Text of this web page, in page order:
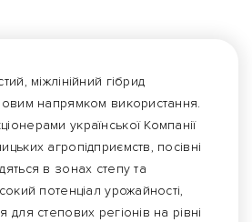
міжлінійний гібрид
напрямком використання.
української Компанії
агропідприємств, посівні
в зонах степу та
потенціал урожайності,
для степових регіонів на рівні